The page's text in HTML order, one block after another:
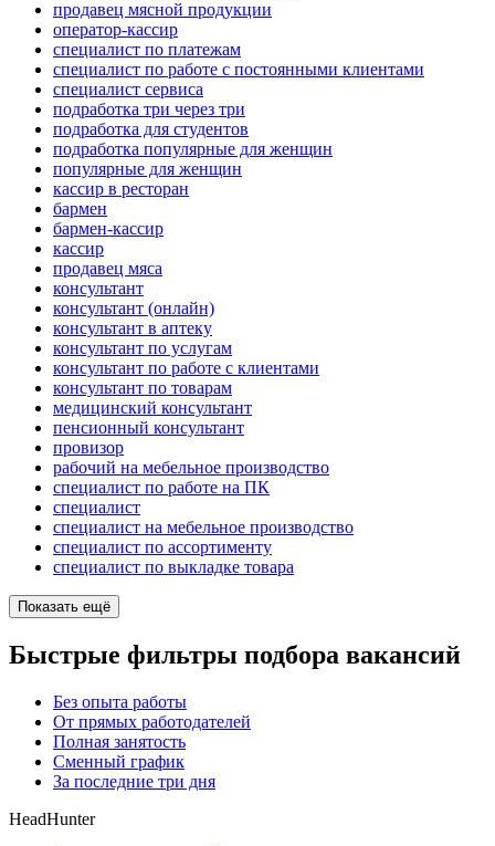
продавец мясной продукции
оператор-кассир
специалист по платежам
специалист по работе с постоянными клиентами
специалист сервиса
подработка три через три
подработка для студентов
подработка популярные для женщин
популярные для женщин
кассир в ресторан
бармен
бармен-кассир
кассир
продавец мяса
консультант
консультант (онлайн)
консультант в аптеку
консультант по услугам
консультант по работе с клиентами
консультант по товарам
медицинский консультант
пенсионный консультант
провизор
рабочий на мебельное производство
специалист по работе на ПК
специалист
специалист на мебельное производство
специалист по ассортименту
специалист по выкладке товара
Показать ещё
Быстрые фильтры подбора вакансий
Без опыта работы
От прямых работодателей
Полная занятость
Сменный график
За последние три дня
HeadHunter